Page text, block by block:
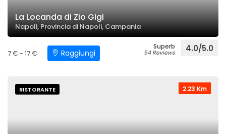
La Locanda di Zio Gigi
Napoli, Provincia di Napoli, Campania
7 € - 17 € Raggiungi
Superb
54 Reviews 4.0/5.0
2.23 Km
RISTORANTE